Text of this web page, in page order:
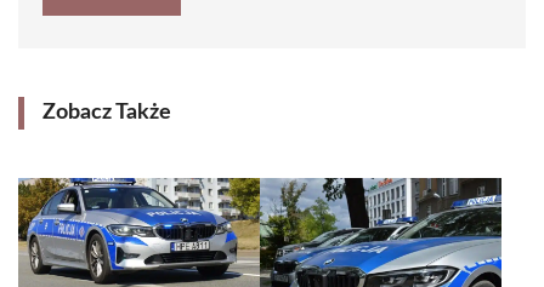
Zobacz Także